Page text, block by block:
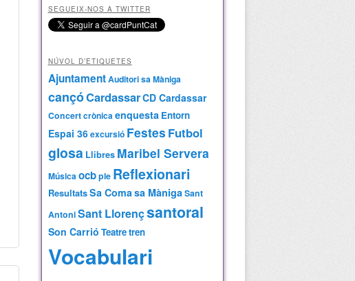
SEGUEIX-NOS A TWITTER
NÚVOL D’ETIQUETES
AjuntamentAuditori sa Màniga
cançóCardassarCD Cardassar
Concertcrònicaenquesta Entorn
Espai 36excursió Festes Futbol
glosa Llibres Maribel Servera
Músicaocbple Reflexionari
ResultatsSa Comasa MànigaSant
AntoniSant Llorençsantoral
Son Carrió Teatretren
Vocabulari